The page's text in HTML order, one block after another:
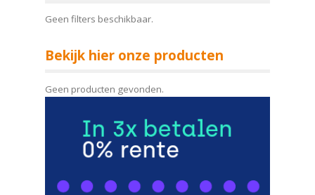
Geen filters beschikbaar.
Bekijk hier onze producten
Geen producten gevonden.